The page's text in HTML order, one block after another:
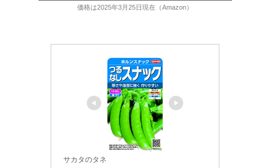
価格は2025年3月25日現在（Amazon）
サカタのタネ